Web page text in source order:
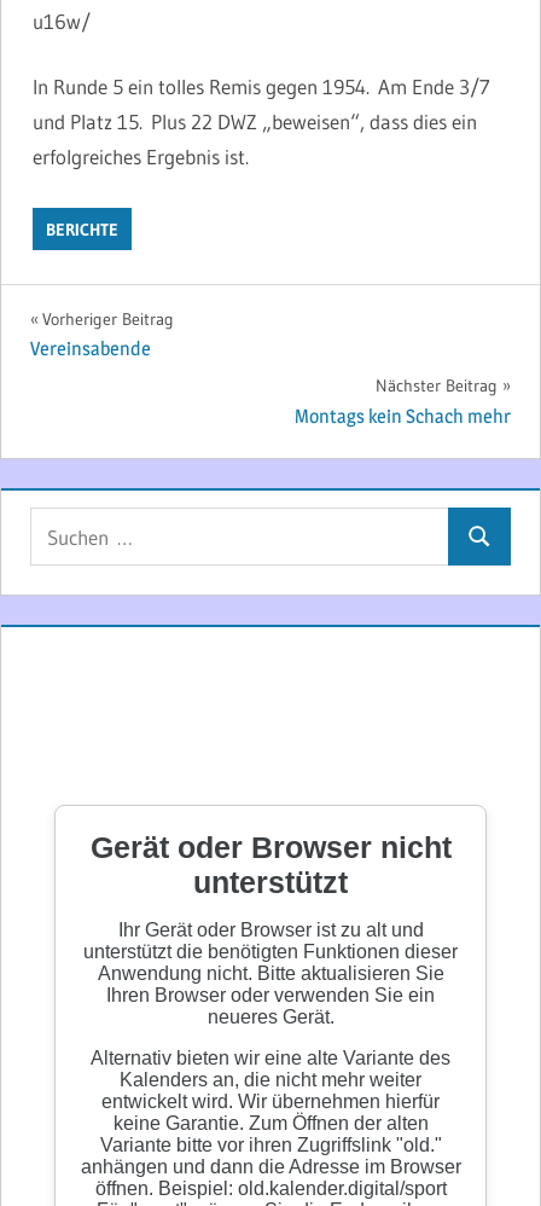
u16w/
In Runde 5 ein tolles Remis gegen 1954. Am Ende 3/7
und Platz 15. Plus 22 DWZ „beweisen“, dass dies ein
erfolgreiches Ergebnis ist.
BERICHTE
Beitragsnavigation
Vorheriger Beitrag
Vereinsabende
Nächster Beitrag
Montags kein Schach mehr
Suchen